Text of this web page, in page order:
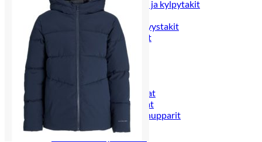
Naisten aamutakit ja kylpytakit
Naisten takit
Naisten kevät-ja syystakit
Naisten nahkatakit
Naisten talvitakit
LAPSET
Lasten paidat
Lasten kauluspaidat
Lasten trikoopaidat
Lasten colleget ja hupparit
Lasten neuleet